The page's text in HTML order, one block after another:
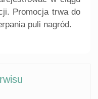
Promocja trwa do
puli nagród.